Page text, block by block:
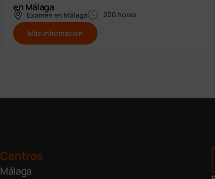
en Málaga
Examen en Málaga
200 horas
Más información
Centros
Málaga